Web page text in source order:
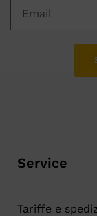
Service
Tariffe e